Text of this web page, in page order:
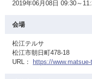
2019年06月08日 09:30～
会場
松江テルサ
松江市朝日町478-18
URL：
https://